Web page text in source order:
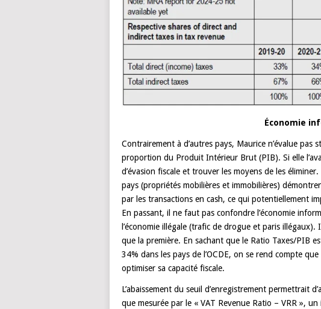
Économie
Contrairement à d’autres pays, Maurice n’évalue pas
proportion du Produit Intérieur Brut (PIB). Si elle
d’évasion fiscale et trouver les moyens de les
pays (propriétés mobilières et immobilières)
par les transactions en cash, ce qui potentiellement
En passant, il ne faut pas confondre l’économie
l’économie illégale (trafic de drogue et paris
que la première. En sachant que le Ratio Taxes/PIB
34% dans les pays de l’OCDE, on se rend compte
optimiser sa capacité fiscale.
L’abaissement du seuil d’enregistrement permettrait
que mesurée par le « VAT Revenue Ratio – VRR »,